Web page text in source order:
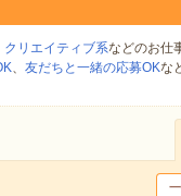
クリエイティブ系などのお仕
、 友だちと一緒の応募OKな